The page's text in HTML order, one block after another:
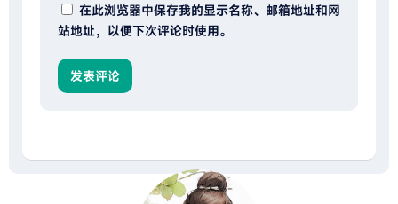
在此浏览器中保存我的显示名称、邮箱地址和网
站地址，以便下次评论时使用。